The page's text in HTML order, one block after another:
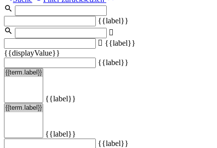
{{label}}
{{label}}
{{displayValue}}
{{label}}
{{label}}
{{label}}
{{label}}